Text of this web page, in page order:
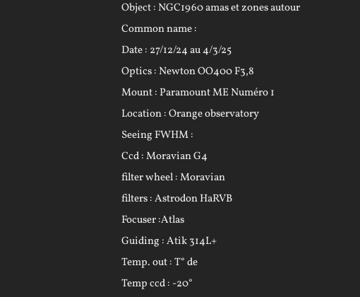
Object : NGC1960 amas et zones autour
Common name :
Date : 27/12/24 au 4/3/25
Optics : Newton OO400 F3,8
Mount : Paramount ME Numéro 1
Location : Orange observatory
Seeing FWHM :
Ccd : Moravian G4
filter wheel : Moravian
filters : Astrodon HaRVB
Focuser :Atlas
Guiding : Atik 314L+
Temp. out : T° de
Temp ccd : -20°